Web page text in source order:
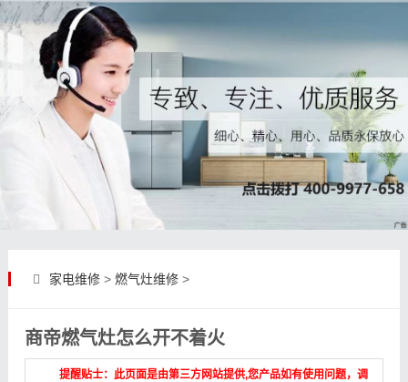
家电维修> 燃气灶维修>
商帝燃气灶怎么开不着火
提醒贴士：此页面是由第三方网站提供,您产品如有使用问题，调